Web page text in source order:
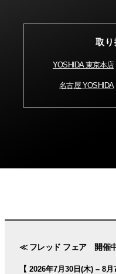
取り
YOSHIDA 東京本店
名古屋 YOSHIDA
≪ フレッド フェア 開催
【 2026年7月30日(木) – 8月